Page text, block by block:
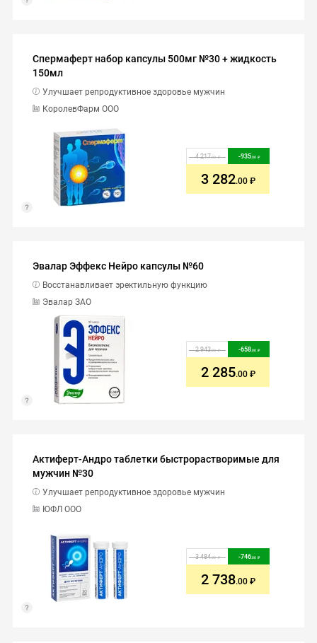
Спермаферт набор капсулы 500мг №30 + жидкость
150мл
КоролевФарм ООО
Улучшает репродуктивное здоровье мужчин
4 217.00 -935.00
3 282.00
Эвалар Эффекс Нейро капсулы №60
Эвалар ЗАО
Восстанавливает эректильную функцию
2 943.00 -658.00
2 285.00
Актиферт-Андро таблетки быстрорастворимые для
мужчин №30
ЮФЛ ООО
Улучшает репродуктивное здоровье мужчин
3 484.00 -746.00
2 738.00